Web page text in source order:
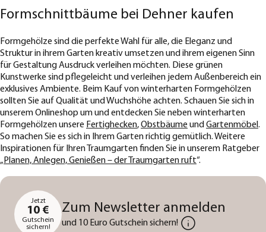
Formschnittbäume bei Dehner kaufen
Formgehölze sind die perfekte Wahl für alle, die Eleganz und
Struktur in ihrem Garten kreativ umsetzen und ihrem eigenen Sinn
für Gestaltung Ausdruck verleihen möchten. Diese grünen
Kunstwerke sind pflegeleicht und verleihen jedem Außenbereich ein
exklusives Ambiente. Beim Kauf von winterharten Formgehölzen
sollten Sie auf Qualität und Wuchshöhe achten. Schauen Sie sich in
unserem Onlineshop um und entdecken Sie neben winterharten
Formgehölzen unsere Fertighecken,Obstbäume und Gartenmöbel .
So machen Sie es sich in Ihrem Garten richtig gemütlich. Weitere
Inspirationen für Ihren Traumgarten finden Sie in unserem Ratgeber
„ Planen, Anlegen, Genießen – der Traumgarten ruft“.
Jetzt
10 €
Gutschein
sichern!
Zum Newsletter anmelden
und 10 Euro Gutschein sichern!